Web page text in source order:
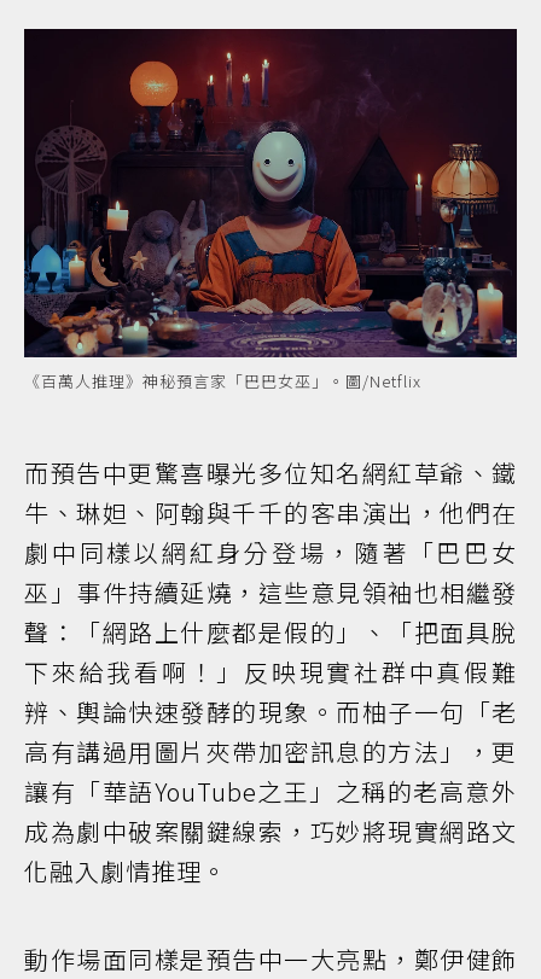
《百萬人推理》神秘預言家「巴巴女巫」。圖/Netflix
而預告中更驚喜曝光多位知名網紅草爺、鐵
牛、琳妲、阿翰與千千的客串演出，他們在
劇中同樣以網紅身分登場，隨著「巴巴女
巫」事件持續延燒，這些意見領袖也相繼發
聲：「網路上什麼都是假的」、「把面具脫
下來給我看啊！」反映現實社群中真假難
辨、輿論快速發酵的現象。而柚子一句「老
高有講過用圖片夾帶加密訊息的方法」，更
讓有「華語YouTube之王」之稱的老高意外
成為劇中破案關鍵線索，巧妙將現實網路文
化融入劇情推理。
動作場面同樣是預告中一大亮點，鄭伊健飾